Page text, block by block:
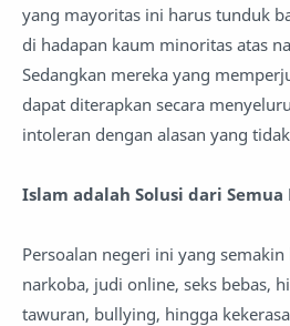
yang mayoritas ini harus tunduk
di hadapan kaum minoritas atas
Sedangkan mereka yang
dapat diterapkan secara
intoleran dengan alasan yang
Islam adalah Solusi dari Semua
Persoalan negeri ini yang
narkoba, judi online, seks bebas,
tawuran, bullying, hingga